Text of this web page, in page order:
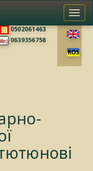
0502061463
0639356758